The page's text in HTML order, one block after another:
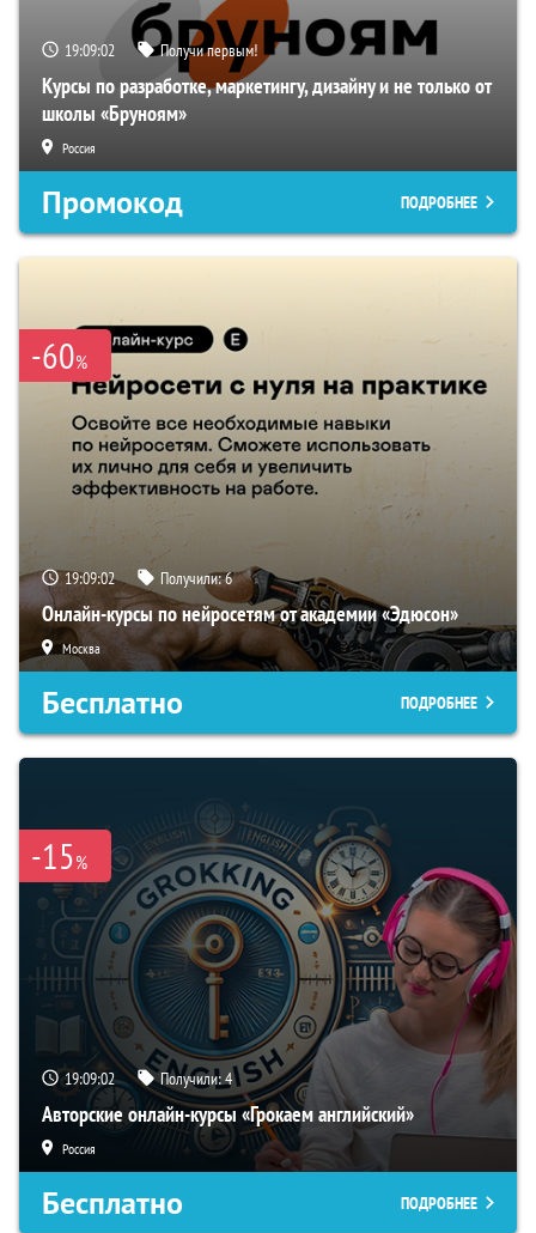
19:09:01 Получи первым!
Курсы по разработке, маркетингу, дизайну и не только от
школы «Бруноям»
Россия
Промокод ПОДРОБНЕЕ
-60%
19:09:01 Получили:6
Онлайн-курсы по нейросетям от академии «Эдюсон»
Москва
Бесплатно ПОДРОБНЕЕ
-15%
19:09:01 Получили:4
Авторские онлайн-курсы «Грокаем английский»
Россия
Бесплатно ПОДРОБНЕЕ